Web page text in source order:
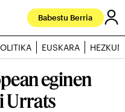
Babestu Berria
EUSKARA
eginen
Urrats